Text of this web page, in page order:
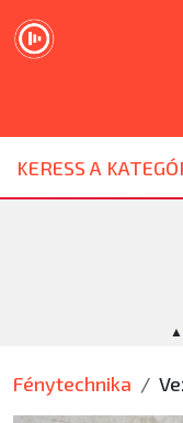
KERESS A
DJ ESZKÖZ
HANGTECHNIKA
EGYÉB
Fénytechnika